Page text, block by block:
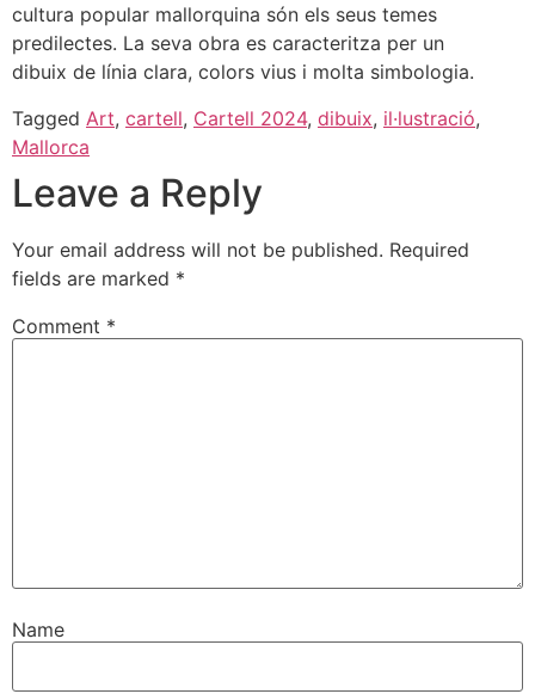
cultura popular mallorquina són els seus temes
predilectes. La seva obra es caracteritza per un
dibuix de línia clara, colors vius i molta simbologia.
Tagged Art, cartell, Cartell 2024, dibuix, il·lustració,
Mallorca
Leave a Reply
Your email address will not be published. Required
fields are marked *
Comment *
Name